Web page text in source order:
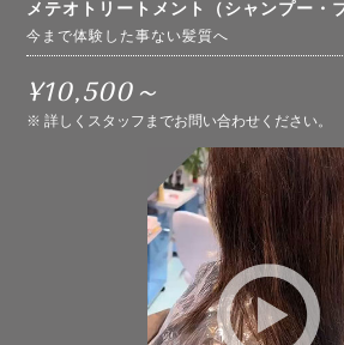
メテオトリートメント（シャンプー・
今まで体験した事ない髪質へ
¥10,500～
※ 詳しくスタッフまでお問い合わせください。